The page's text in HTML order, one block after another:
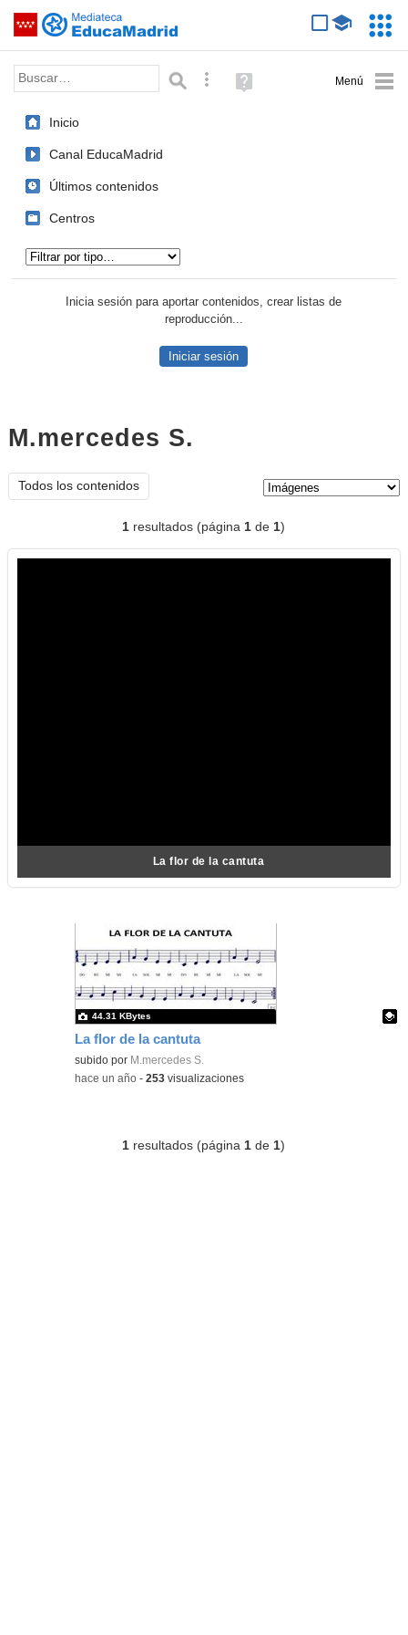
Saltar navegación
Palabra o frase: Búsqueda avanzada
Ayuda
(en
Inicio
Canal EducaMadrid
Últimos contenidos
Centros
Inicia sesión para aportar contenidos, crear listas de
reproducción...
Iniciar sesión
M.mercedes S.
Todos los contenidos
1 resultados (página1 de1)
La flor de la cantuta
La flor de la cantuta
Contenido educativo.
subido por M.mercedes S.
44.31 KBytes
-hace un año -253 visualizaciones
1 resultados (página 1 de 1)